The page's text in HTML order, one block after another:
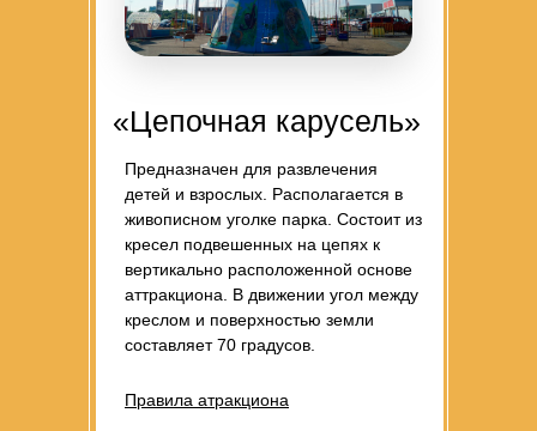
Правила атракциона
«Цепочная карусель»
Предназначен для развлечения
детей и взрослых. Располагается в
живописном уголке парка. Состоит из
кресел подвешенных на цепях к
вертикально расположенной основе
аттракциона. В движении угол между
креслом и поверхностью земли
составляет 70 градусов.